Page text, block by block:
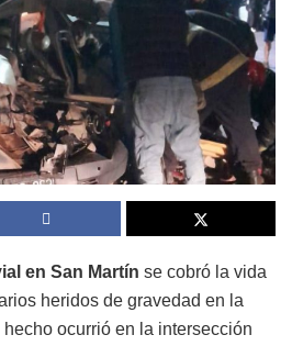
en San Martín se cobró la vida
heridos de gravedad en la
ocurrió en la intersección